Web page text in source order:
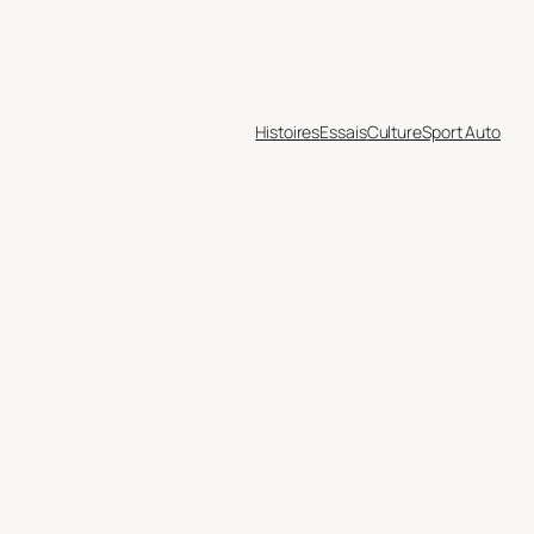
HistoiresEssaisCultureSport Auto